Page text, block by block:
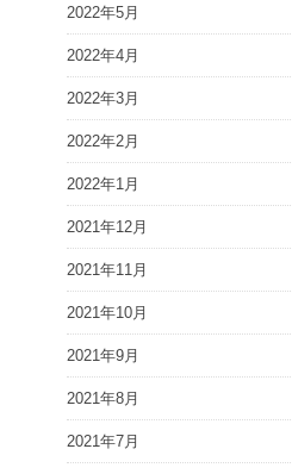
2022年5月
2022年4月
2022年3月
2022年2月
2022年1月
2021年12月
2021年11月
2021年10月
2021年9月
2021年8月
2021年7月